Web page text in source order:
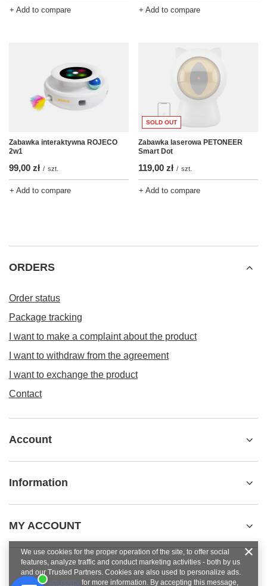
+ Add to compare + Add to compare
Zabawka interaktywna ROJECO
2w1
99,00 zł / szt.
+ Add to compare
SOLD OUT
Zabawka laserowa PETONEER
Smart Dot
119,00 zł / szt.
+ Add to compare
ORDERS
Order status
Package tracking
I want to make a complaint about the product
I want to withdraw from the agreement
I want to exchange the product
Contact
Account
Information
MY ACCOUNT
We use cookies for the proper operation of the site, to offer social
features, analyze traffic and conduct marketing activities - both by us
and our Trusted Partners. Cookies are also used to personalize ads.
privacy policy for more information. By accepting this message,